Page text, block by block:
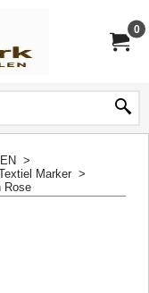
0
>
Marker >
Rose